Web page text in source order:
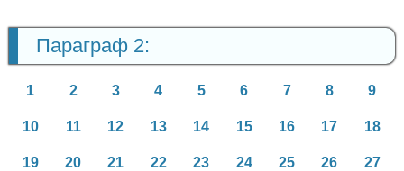
Параграф 2:
1 2 3 4 5 6 7 8 9
10 11 12 13 14 15 16 17 18
19 20 21 22 23 24 25 26 27